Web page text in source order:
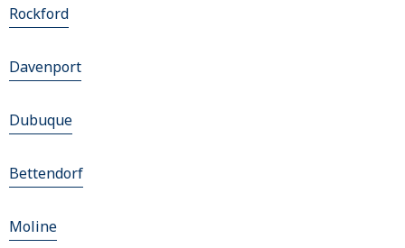
Rockford
Davenport
Dubuque
Bettendorf
Moline